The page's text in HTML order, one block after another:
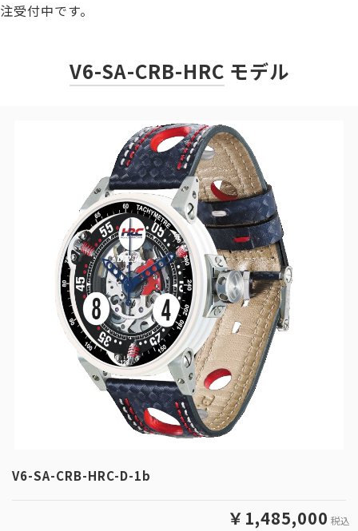
注受付中です。
V6-SA-CRB-HRC モデル
V6-SA-CRB-HRC-D-1b
￥1,485,000 税込